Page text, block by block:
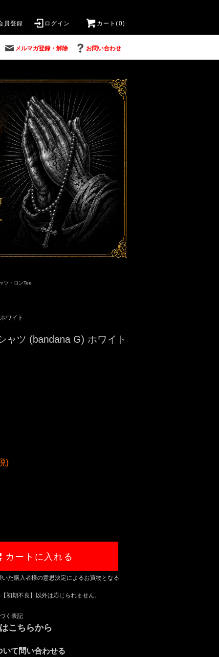
員登録 ログイン カート(0)
メルマガ登録・解除 お問い合わせ
ツ・ロンTee
ワイト
ャツ (bandana G) ホワイト
)
カートに入れる
た購入者様の意思決定によるお買物となる
初期不良】以外は応じられません。
く表記
こちらから
いて問い合わせる